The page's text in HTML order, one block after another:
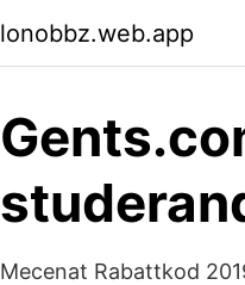
lonobbz.web.app
Mecenat Rabattkod